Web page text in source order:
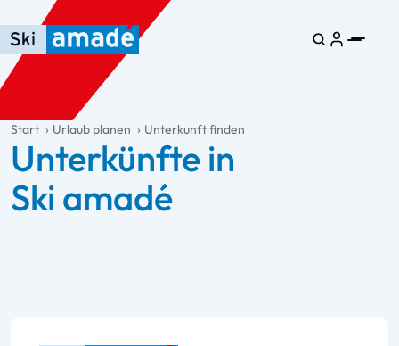
Zum Haupt-Inhalt springen
Springe zur Tabelle
Zur Haupt-Navigation springen
general.table-of-content
Start Urlaub planen Unterkunft finden
Unterkünfte in
Ski amadé